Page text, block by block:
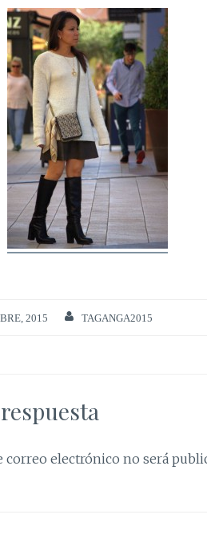
2015 TAGANGA2015
correo electrónico no será